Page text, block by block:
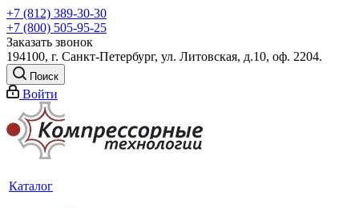
+7 (812) 389-30-30
+7 (800) 505-95-25
Заказать звонок
194100, г. Санкт-Петербург, ул. Литовская, д.10, оф. 2204.
Поиск
Войти
Каталог